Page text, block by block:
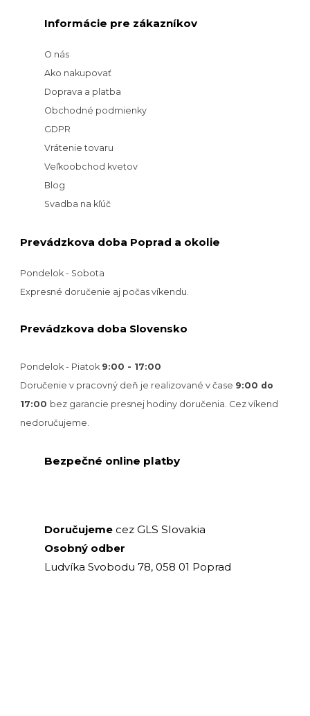
Informácie pre zákazníkov
O nás
Ako nakupovať
Doprava a platba
Obchodné podmienky
GDPR
Vrátenie tovaru
Veľkoobchod kvetov
Blog
Svadba na kľúč
Prevádzkova doba Poprad a okolie
Pondelok - Sobota
Expresné doručenie aj počas víkendu.
Prevádzkova doba Slovensko
Pondelok - Piatok 9:00 - 17:00
Doručenie v pracovný deň je realizované v čase 9:00 do
17:00 bez garancie presnej hodiny doručenia. Cez víkend
nedoručujeme.
Bezpečné online platby
Doručujeme cez GLS Slovakia
Osobný odber
Ludvíka Svobodu 78, 058 01 Poprad